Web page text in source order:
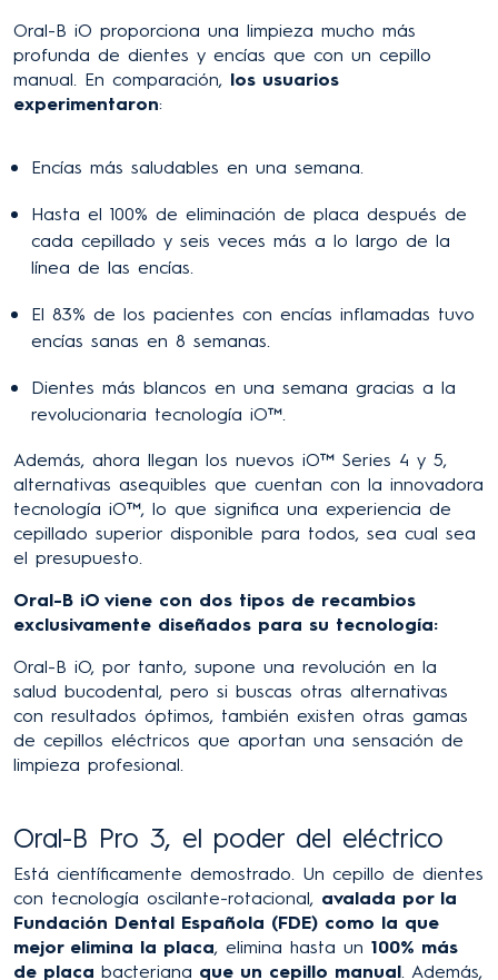
Oral-B iO proporciona una limpieza mucho más
profunda de dientes y encías que con un cepillo
manual. En comparación, los usuarios
experimentaron:
Encías más saludables en una semana.
Hasta el 100% de eliminación de placa después de
cada cepillado y seis veces más a lo largo de la
línea de las encías.
El 83% de los pacientes con encías inflamadas tuvo
encías sanas en 8 semanas.
Dientes más blancos en una semana gracias a la
revolucionaria tecnología iO™.
Además, ahora llegan los nuevos iO™ Series 4 y 5,
alternativas asequibles que cuentan con la innovadora
tecnología iO™, lo que significa una experiencia de
cepillado superior disponible para todos, sea cual sea
el presupuesto.
Oral-B iO viene con dos tipos de recambios
exclusivamente diseñados para su tecnología:
Oral-B iO, por tanto, supone una revolución en la
salud bucodental, pero si buscas otras alternativas
con resultados óptimos, también existen otras gamas
de cepillos eléctricos que aportan una sensación de
limpieza profesional.
Oral-B Pro 3, el poder del eléctrico
Está científicamente demostrado. Un cepillo de dientes
con tecnología oscilante-rotacional, avalada por la
Fundación Dental Española (FDE) como la que
mejor elimina la placa, elimina hasta un 100% más
de placa bacteriana que un cepillo manual . Además,